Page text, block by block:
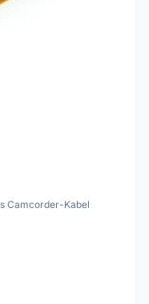
Camcorder-Kabel